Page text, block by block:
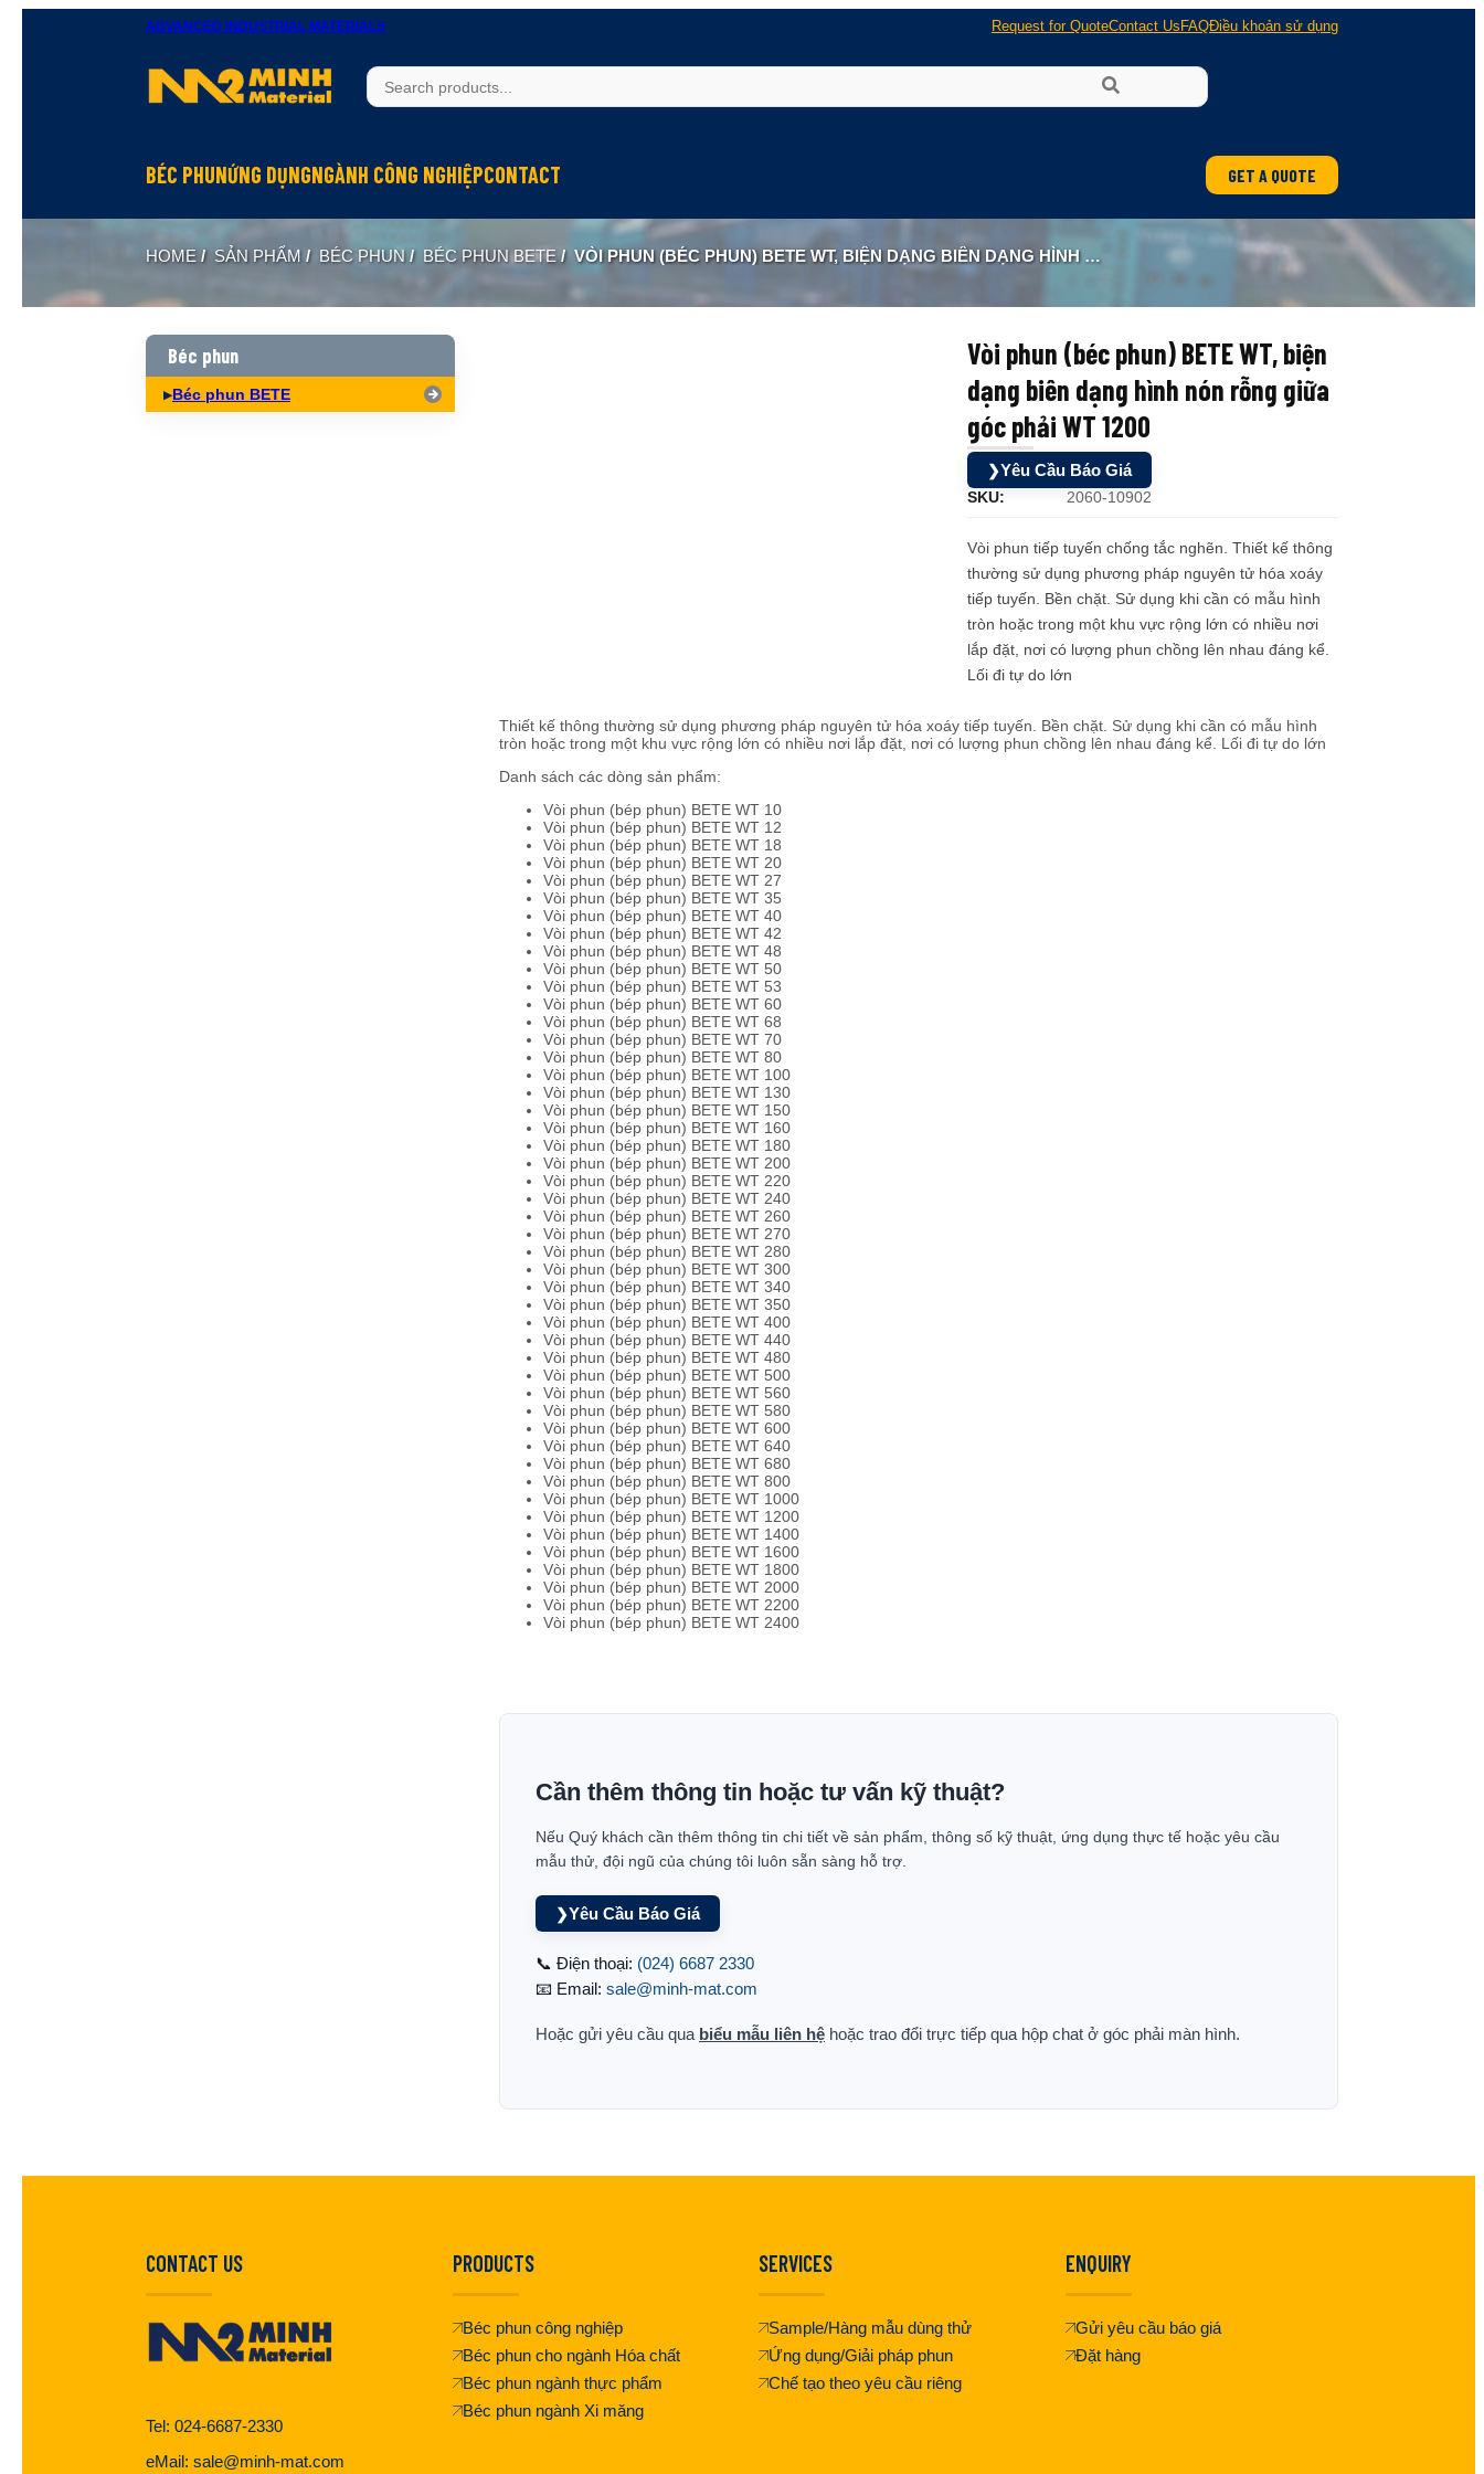
ADVANCED INDUSTRIAL MATERIALS Request for QuoteContact Us FAQĐiều khoản sử dụng
BÉC PHUN
Béc phun Đồng Brass
Béc phun Nhựa PP
Biên dạng hình nón đặc Full Cone
Biên dạng hình nón rỗng Hollow Cone
ỨNG DỤNG
Rửa bề mặt
Làm mát
Dập bụi
Phun hóa chất
NGÀNH CÔNG NGHIỆP
Hóa chất
Đóng tàu
Dệt may
CONTACT GET A QUOTE
HOME / SẢN PHẨM / BÉC PHUN / BÉC PHUN BETE / VÒI PHUN (BÉC PHUN) BETE WT, BIỆN DẠNG BIÊN DẠNG HÌNH NÓN RỖNG GIỮA GÓC PHẢI WT 1200
Béc phun
Béc phun BETE
Vòi phun (béc phun) BETE WT, biện
dạng biên dạng hình nón rỗng giữa
góc phải WT 1200
❯Yêu Cầu Báo Giá
SKU: 2060-10902
Vòi phun tiếp tuyến chống tắc nghẽn. Thiết kế thông
thường sử dụng phương pháp nguyên tử hóa xoáy
tiếp tuyến. Bền chặt. Sử dụng khi cần có mẫu hình
tròn hoặc trong một khu vực rộng lớn có nhiều nơi
lắp đặt, nơi có lượng phun chồng lên nhau đáng kể.
Lối đi tự do lớn
Thiết kế thông thường sử dụng phương pháp nguyên tử hóa xoáy tiếp tuyến. Bền chặt. Sử dụng khi cần có mẫu hình
tròn hoặc trong một khu vực rộng lớn có nhiều nơi lắp đặt, nơi có lượng phun chồng lên nhau đáng kể. Lối đi tự do lớn
Danh sách các dòng sản phẩm:
Vòi phun (bép phun) BETE WT 10
Vòi phun (bép phun) BETE WT 12
Vòi phun (bép phun) BETE WT 18
Vòi phun (bép phun) BETE WT 20
Vòi phun (bép phun) BETE WT 27
Vòi phun (bép phun) BETE WT 35
Vòi phun (bép phun) BETE WT 40
Vòi phun (bép phun) BETE WT 42
Vòi phun (bép phun) BETE WT 48
Vòi phun (bép phun) BETE WT 50
Vòi phun (bép phun) BETE WT 53
Vòi phun (bép phun) BETE WT 60
Vòi phun (bép phun) BETE WT 68
Vòi phun (bép phun) BETE WT 70
Vòi phun (bép phun) BETE WT 80
Vòi phun (bép phun) BETE WT 100
Vòi phun (bép phun) BETE WT 130
Vòi phun (bép phun) BETE WT 150
Vòi phun (bép phun) BETE WT 160
Vòi phun (bép phun) BETE WT 180
Vòi phun (bép phun) BETE WT 200
Vòi phun (bép phun) BETE WT 220
Vòi phun (bép phun) BETE WT 240
Vòi phun (bép phun) BETE WT 260
Vòi phun (bép phun) BETE WT 270
Vòi phun (bép phun) BETE WT 280
Vòi phun (bép phun) BETE WT 300
Vòi phun (bép phun) BETE WT 340
Vòi phun (bép phun) BETE WT 350
Vòi phun (bép phun) BETE WT 400
Vòi phun (bép phun) BETE WT 440
Vòi phun (bép phun) BETE WT 480
Vòi phun (bép phun) BETE WT 500
Vòi phun (bép phun) BETE WT 560
Vòi phun (bép phun) BETE WT 580
Vòi phun (bép phun) BETE WT 600
Vòi phun (bép phun) BETE WT 640
Vòi phun (bép phun) BETE WT 680
Vòi phun (bép phun) BETE WT 800
Vòi phun (bép phun) BETE WT 1000
Vòi phun (bép phun) BETE WT 1200
Vòi phun (bép phun) BETE WT 1400
Vòi phun (bép phun) BETE WT 1600
Vòi phun (bép phun) BETE WT 1800
Vòi phun (bép phun) BETE WT 2000
Vòi phun (bép phun) BETE WT 2200
Vòi phun (bép phun) BETE WT 2400
Cần thêm thông tin hoặc tư vấn kỹ thuật?
Nếu Quý khách cần thêm thông tin chi tiết về sản phẩm, thông số kỹ thuật, ứng dụng thực tế hoặc yêu cầu
mẫu thử, đội ngũ của chúng tôi luôn sẵn sàng hỗ trợ.
❯Yêu Cầu Báo Giá
📞 Điện thoại: (024) 6687 2330
📧 Email: sale@minh-mat.com
Hoặc gửi yêu cầu qua biểu mẫu liên hệ hoặc trao đổi trực tiếp qua hộp chat ở góc phải màn hình.
CONTACT US
Tel: 024-6687-2330
eMail: sale@minh-mat.com
PRODUCTS
Béc phun công nghiệp
Béc phun cho ngành Hóa chất
Béc phun ngành thực phẩm
Béc phun ngành Xi măng
SERVICES
Sample/Hàng mẫu dùng thử
Ứng dụng/Giải pháp phun
Chế tạo theo yêu cầu riêng
ENQUIRY
Gửi yêu cầu báo giá
Đặt hàng